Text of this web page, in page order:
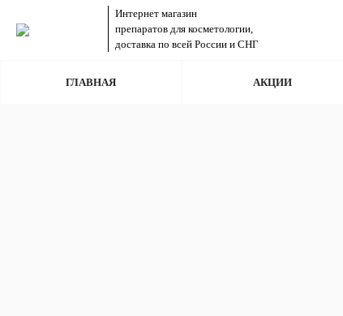
Интернет магазин
препаратов для косметологии,
доставка по всей России и СНГ
ГЛАВНАЯ АКЦИИ